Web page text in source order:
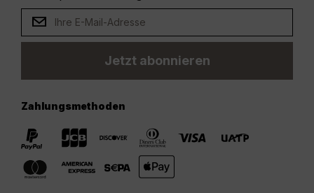
Jetzt abonnieren
Zahlungsmethoden